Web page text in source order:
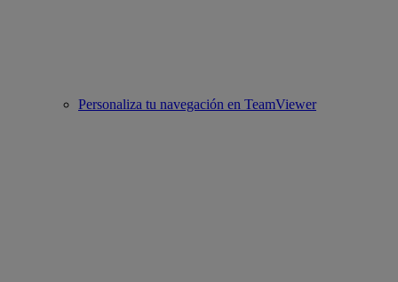
Personaliza tu navegación en TeamViewer